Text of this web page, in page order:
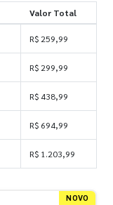
Valor Total
R$ 259,99
R$ 299,99
R$ 438,99
R$ 694,99
R$ 1.203,99
NOVO